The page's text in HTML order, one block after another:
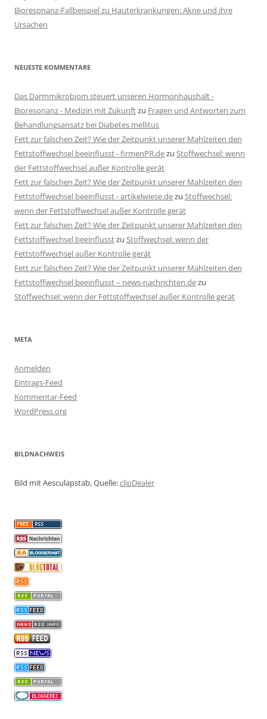
Bioresonanz-Fallbeispiel zu Hauterkrankungen: Akne und ihre
Ursachen
NEUESTE KOMMENTARE
Das Darmmikrobiom steuert unseren Hormonhaushalt -
Bioresonanz - Medizin mit Zukunftzu Fragen und Antworten zum
Behandlungsansatz bei Diabetes mellitus
Fett zur falschen Zeit? Wie der Zeitpunkt unserer Mahlzeiten den
Fettstoffwechsel beeinflusst - firmenPR.dezu Stoffwechsel: wenn
der Fettstoffwechsel außer Kontrolle gerät
Fett zur falschen Zeit? Wie der Zeitpunkt unserer Mahlzeiten den
Fettstoffwechsel beeinflusst - artikelwiese.dezu Stoffwechsel:
wenn der Fettstoffwechsel außer Kontrolle gerät
Fett zur falschen Zeit? Wie der Zeitpunkt unserer Mahlzeiten den
Fettstoffwechsel beeinflusstzu Stoffwechsel: wenn der
Fettstoffwechsel außer Kontrolle gerät
Fett zur falschen Zeit? Wie der Zeitpunkt unserer Mahlzeiten den
Fettstoffwechsel beeinflusst – news-nachrichten.dezu
Stoffwechsel: wenn der Fettstoffwechsel außer Kontrolle gerät
META
Anmelden
Eintrags-Feed
Kommentar-Feed
WordPress.org
BILDNACHWEIS
Bild mit Aesculapstab, Quelle:clipDealer